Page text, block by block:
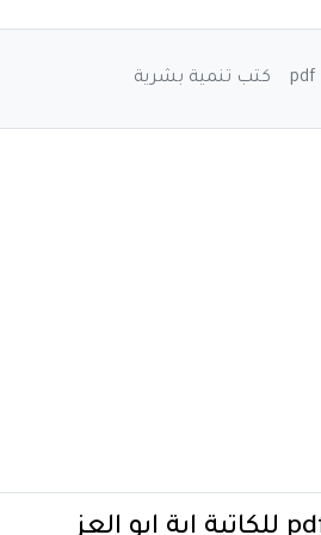
كتب تنمية بشرية